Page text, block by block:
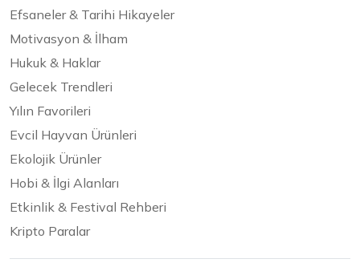
Efsaneler & Tarihi Hikayeler
Motivasyon & İlham
Hukuk & Haklar
Gelecek Trendleri
Yılın Favorileri
Evcil Hayvan Ürünleri
Ekolojik Ürünler
Hobi & İlgi Alanları
Etkinlik & Festival Rehberi
Kripto Paralar